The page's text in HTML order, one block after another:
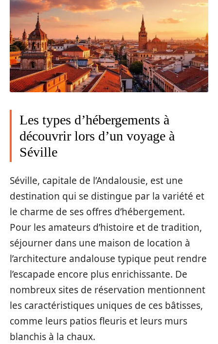
Les types d’hébergements à
découvrir lors d’un voyage à
Séville
Séville, capitale de l’Andalousie, est une
destination qui se distingue par la variété et
le charme de ses offres d’hébergement.
Pour les amateurs d’histoire et de tradition,
séjourner dans une maison de location à
l’architecture andalouse typique peut rendre
l’escapade encore plus enrichissante. De
nombreux sites de réservation mentionnent
les caractéristiques uniques de ces bâtisses,
comme leurs patios fleuris et leurs murs
blanchis à la chaux.